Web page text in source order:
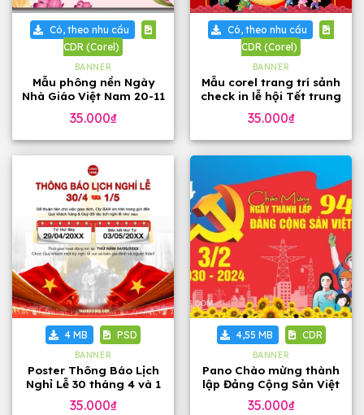
Có, theo nhu cầu
CDR (Corel)
BANNER
Mẫu phông nền Ngày
Nhà Giáo Việt Nam 20-11
35.000₫
Có, theo nhu cầu
CDR (Corel)
BANNER
Mẫu corel trang trí sảnh
check in lễ hội Tết trung
35.000₫
4 MB PSD
BANNER
Poster Thông Báo Lịch
Nghỉ Lễ 30 tháng 4 và 1
tháng 5
35.000₫
4,55 MB CDR
BANNER
Pano Chào mừng thành
lập Đảng Cộng Sản Việt
Nam CDR
35.000₫